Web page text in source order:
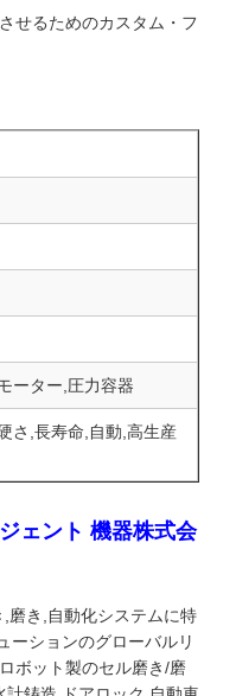
せるためのカスタム・フ
ーター,圧力容器
さ,長寿命,自動,高生産
ェント 機器株式会
磨き,自動化システムに特
ーションのグローバルリ
ボット製のセル磨き/磨